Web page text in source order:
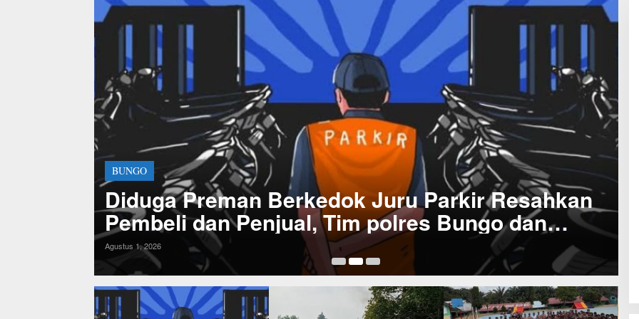
BUNGO
Diduga Preman Berkedok Juru Parkir Resahkan
Pembeli dan Penjual, Tim polres Bungo dan
Kapolsek Diminta Segera Bertindak
Agustus 1, 2026